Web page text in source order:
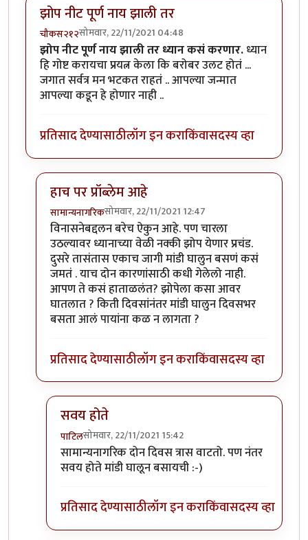
झोप नीट पूर्ण नाय झाली तर
चौकस२१२सोमवार, 22/11/2021 04:48
झोप नीट पूर्ण नाय झाली तर ध्यान कसं करणार.ध्यान
हि गोष्ट करायचा प्रयत्न केला कि बरोबर उलट होतं ...
जगात सर्वत्र मन भटकत राहतं .. आपल्या जन्मात
आपल्या कडून हे होणार नाही ..
प्रतिसाद देण्यासाठीलॉग इन कराकिंवासदस्य व्हा
हाच पर प्रॉब्लेम आहे
सामान्यनागरिकसोमवार, 22/11/2021 12:47
In reply toझोप नीट पूर्ण नाय झाली तरby
विनासनेबद्दलन बरेच ऐकुन आहे. पण चारला
उठल्यावर ध्यानाच्या वेळी नक्की झोप येणार प्रचंड.
दुसरे तासंतास एकाच जागी मांडी घालुन बसणं कसं
जमतं . याच दोन कारणांसाठी कधी गेलेलो नाही.
आपण ते कसं हाताळलंत? झोपेला कसा आवर
घातलात ? किती दिवसांनंतर मांडी घालुन दिवसभर
बसता आलं पायांना कळ न लागता ?
प्रतिसाद देण्यासाठीलॉग इन कराकिंवासदस्य व्हा
सवय होते
पाटिलसोमवार, 22/11/2021 15:42
In reply toहाच पर प्रॉब्लेम आहेbyसामान्यनागरिक
सामान्यनागरिक दोन दिवस त्रास वाटतो. पण नंतर
सवय होते मांडी घालून बसायची :-)
प्रतिसाद देण्यासाठीलॉग इन कराकिंवासदस्य व्हा